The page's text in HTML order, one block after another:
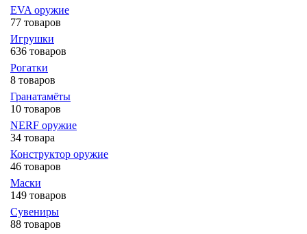
EVA оружие
77 товаров
Игрушки
636 товаров
Рогатки
8 товаров
Гранатамёты
10 товаров
NERF оружие
34 товара
Конструктор оружие
46 товаров
Маски
149 товаров
Сувениры
88 товаров